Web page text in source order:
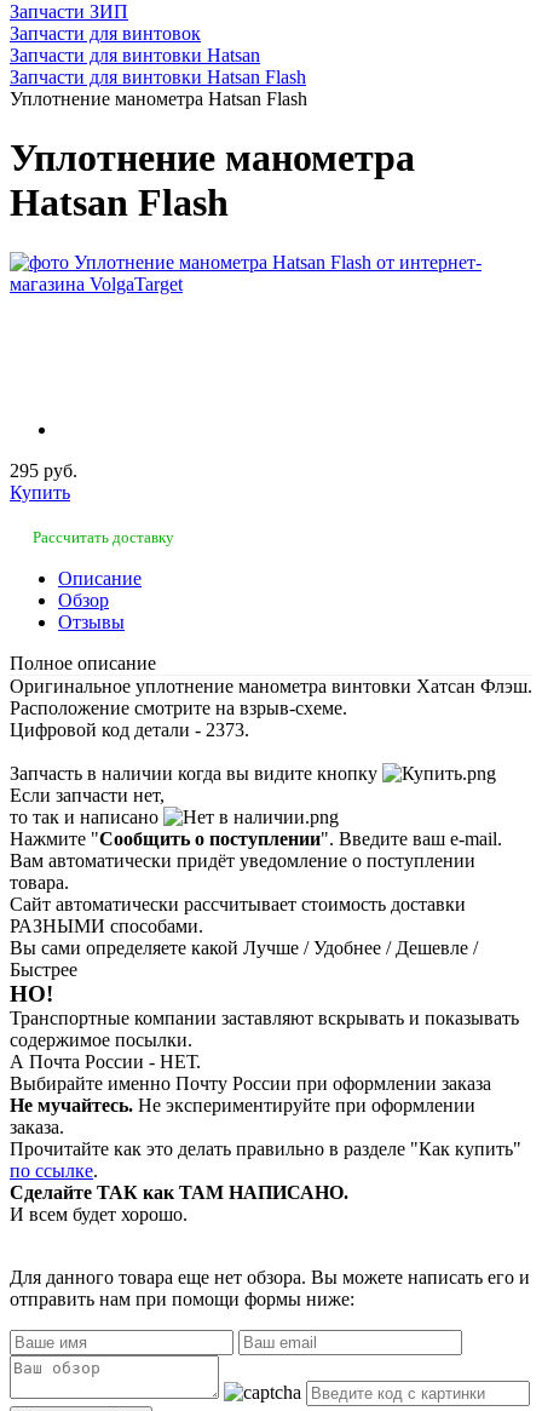
Запчасти ЗИП
Запчасти для винтовок
Запчасти для винтовки Hatsan
Запчасти для винтовки Hatsan Flash
Уплотнение манометра Hatsan Flash
Уплотнение манометра
Hatsan Flash
295 руб.
Купить
Рассчитать доставку
Описание
Обзор
Отзывы
Полное описание
Оригинальное уплотнение манометра винтовки Хатсан Флэш.
Расположение смотрите на взрыв-схеме.
Цифровой код детали - 2373.
Запчасть в наличии когда вы видите кнопку
Если запчасти нет,
то так и написано
Нажмите "Сообщить о поступлении". Введите ваш e-mail.
Вам автоматически придёт уведомление о поступлении
товара.
Сайт автоматически рассчитывает стоимость доставки
РАЗНЫМИ способами.
Вы сами определяете какой Лучше / Удобнее / Дешевле /
Быстрее
НО!
Транспортные компании заставляют вскрывать и показывать
содержимое посылки.
А Почта России - НЕТ.
Выбирайте именно Почту России при оформлении заказа
Не мучайтесь. Не экспериментируйте при оформлении
заказа.
Прочитайте как это делать правильно в разделе "Как купить"
по ссылке.
Сделайте ТАК как ТАМ НАПИСАНО.
И всем будет хорошо.
Для данного товара еще нет обзора. Вы можете написать его и
отправить нам при помощи формы ниже: